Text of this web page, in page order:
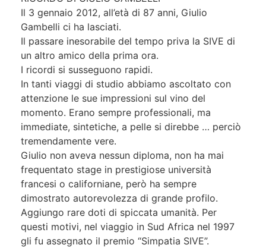
Il 3 gennaio 2012, all’età di 87 anni, Giulio
Gambelli ci ha lasciati.
Il passare inesorabile del tempo priva la SIVE di
un altro amico della prima ora.
I ricordi si susseguono rapidi.
In tanti viaggi di studio abbiamo ascoltato con
attenzione le sue impressioni sul vino del
momento. Erano sempre professionali, ma
immediate, sintetiche, a pelle si direbbe … perciò
tremendamente vere.
Giulio non aveva nessun diploma, non ha mai
frequentato stage in prestigiose università
francesi o californiane, però ha sempre
dimostrato autorevolezza di grande profilo.
Aggiungo rare doti di spiccata umanità. Per
questi motivi, nel viaggio in Sud Africa nel 1997
gli fu assegnato il premio “Simpatia SIVE”.